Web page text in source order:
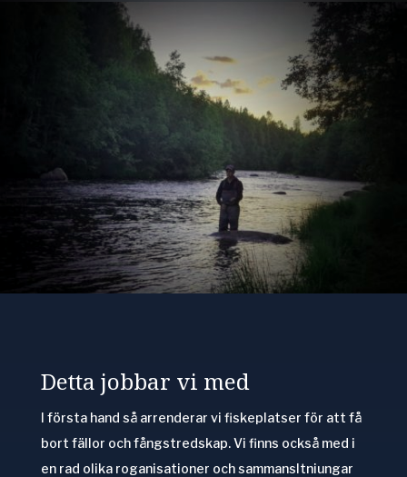
Detta jobbar vi med
I första hand så arrenderar vi fiskeplatser för att få
bort fällor och fångstredskap. Vi finns också med i
en rad olika roganisationer och sammansltniungar